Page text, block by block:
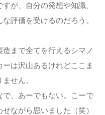
が、自分の発想や知識、
評価を受けるのだろう。
まで全てを行えるシマノ
は沢山あるけれどここま
せん。
、あーでもない。こーで
ながら思いました（笑）